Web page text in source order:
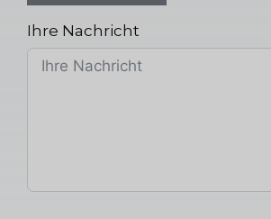
Ihre Nachricht